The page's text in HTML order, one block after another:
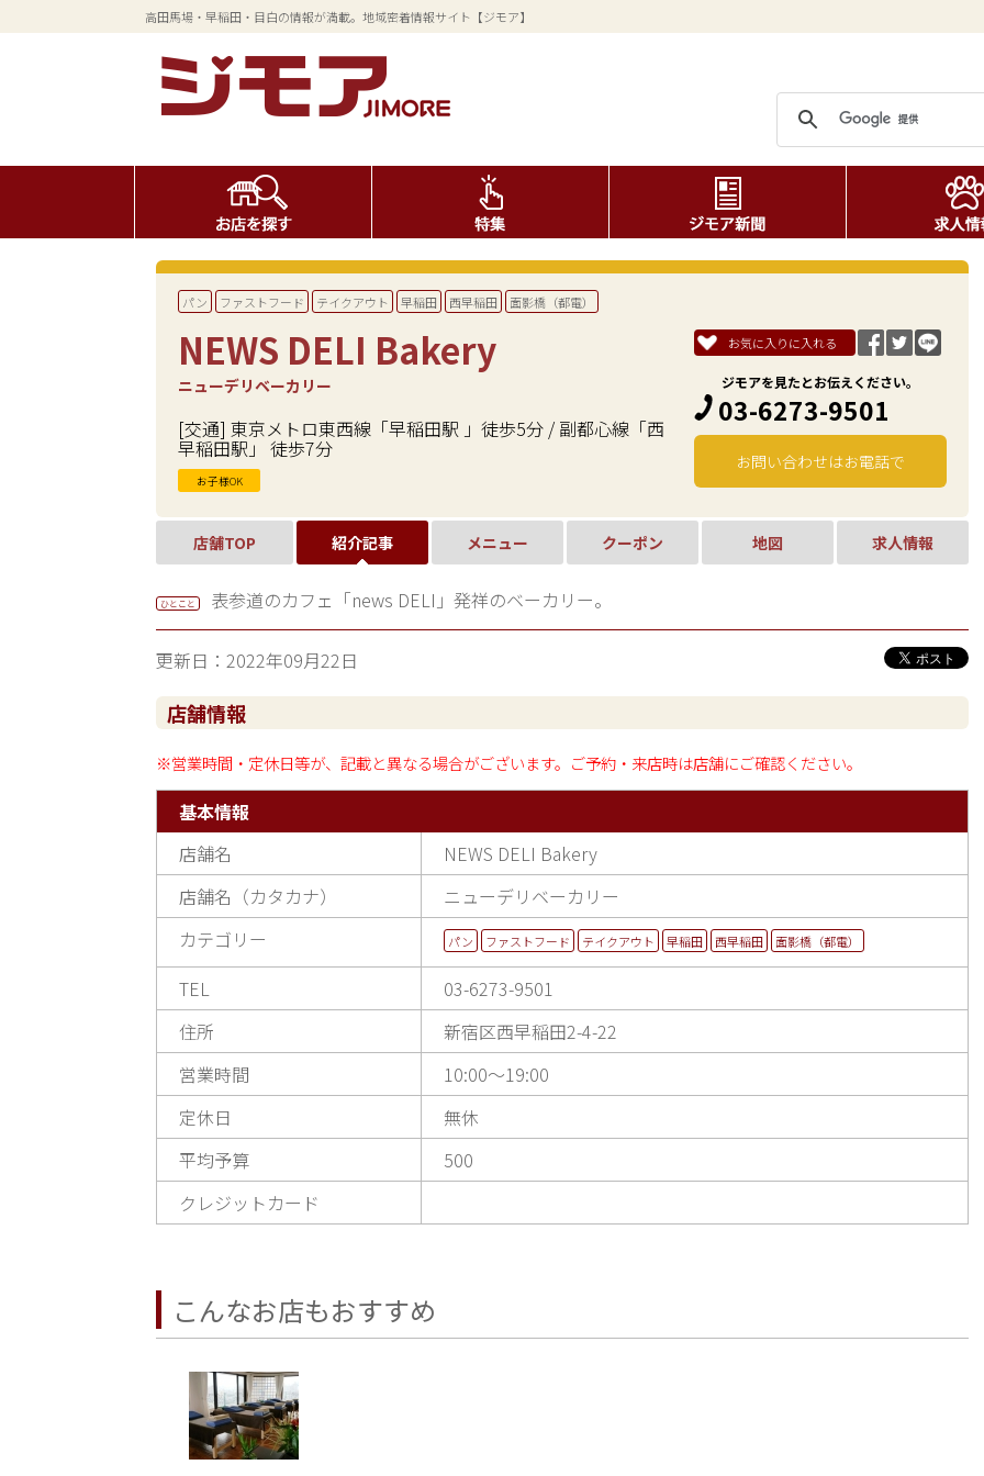
高田馬場・早稲田・目白の情報が満載。地域密着情報サイト【ジモア】
パン ファストフード テイクアウト 早稲田 西早稲田 面影橋（都電）
NEWS DELI Bakery
ニューデリベーカリー
[交通] 東京メトロ東西線「早稲田駅 」徒歩5分 / 副都心線「西
早稲田駅」 徒歩7分
お子様OK
お気に入りに入れる
ジモアを見たとお伝えください。
03-6273-9501
お問い合わせはお電話で
店舗TOP 紹介記事 メニュー クーポン 地図 求人情報
ひとこと 表参道のカフェ「news DELI」発祥のベーカリー。
更新日：2022年09月22日
店舗情報
※営業時間・定休日等が、記載と異なる場合がございます。ご予約・来店時は店舗にご確認ください。
基本情報
店舗名
NEWS DELI Bakery
店舗名（カタカナ）
ニューデリベーカリー
カテゴリー
パン ファストフード テイクアウト 早稲田 西早稲田 面影橋（都電）
TEL
03-6273-9501
住所
新宿区西早稲田2-4-22
営業時間
10:00～19:00
定休日
無休
平均予算
500
クレジットカード
こんなお店もおすすめ